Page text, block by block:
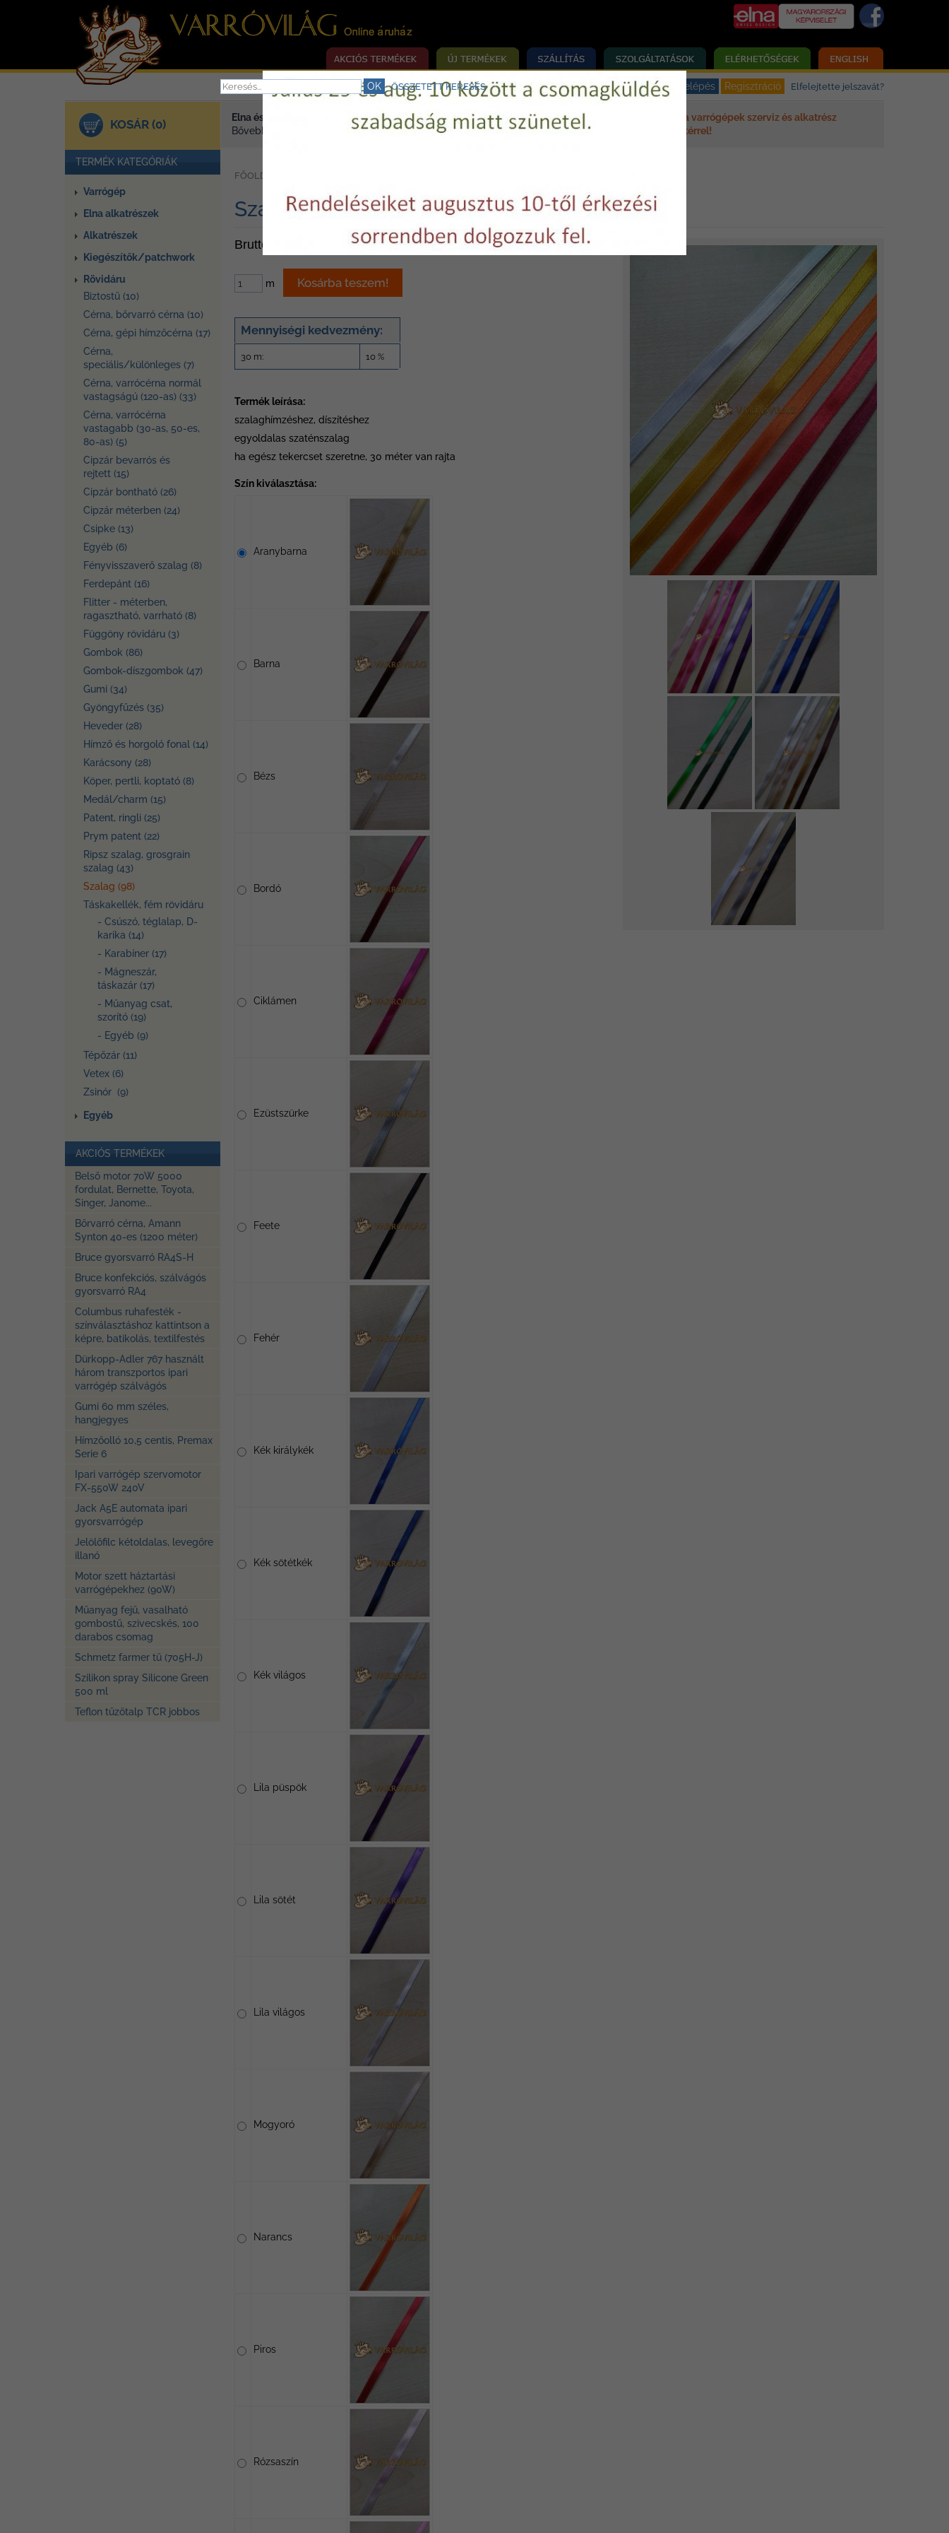
ÖSSZETETT KERESÉS Elfelejtette jelszavát?
KOSÁR (0)
TERMÉK KATEGÓRIÁK
Varrógép
Elna alkatrészek
Alkatrészek
Kiegészítők/patchwork
Rövidáru
Biztostű (10)
Cérna, bőrvarró cérna (10)
Cérna, gépi hímzőcérna (17)
Cérna,
speciális/különleges (7)
Cérna, varrócérna normál
vastagságú (120-as) (33)
Cérna, varrócérna
vastagabb (30-as, 50-es,
80-as) (5)
Cipzár bevarrós és
rejtett (15)
Cipzár bontható (26)
Cipzár méterben (24)
Csipke (13)
Egyéb (6)
Fényvisszaverő szalag (8)
Ferdepánt (16)
Flitter - méterben,
ragasztható, varrható (8)
Függöny rövidáru (3)
Gombok (86)
Gombok-díszgombok (47)
Gumi (34)
Gyöngyfűzés (35)
Heveder (28)
Hímző és horgoló fonal (14)
Karácsony (28)
Köper, pertli, koptató (8)
Medál/charm (15)
Patent, ringli (25)
Prym patent (22)
Ripsz szalag, grosgrain
szalag (43)
Szalag (98)
Táskakellék, fém rövidáru
- Csúszó, téglalap, D-
karika (14)
- Karabíner (17)
- Mágneszár,
táskazár (17)
- Műanyag csat,
szorító (19)
- Egyéb (9)
Tépőzár (11)
Vetex (6)
Zsinór (9)
Egyéb
AKCIÓS TERMÉKEK
Belső motor 70W 5000
fordulat, Bernette, Toyota,
Singer, Janome...
Bőrvarró cérna, Amann
Synton 40-es (1200 méter)
Bruce gyorsvarró RA4S-H
Bruce konfekciós, szálvágós
gyorsvarró RA4
Columbus ruhafesték -
színválasztáshoz kattintson a
képre, batikolás, textilfestés
Dürkopp-Adler 767 használt
három transzportos ipari
varrógép szálvágós
Gumi 60 mm széles,
hangjegyes
Hímzőolló 10,5 centis, Premax
Serie 6
Ipari varrógép szervomotor
FX-550W 240V
Jack A5E automata ipari
gyorsvarrógép
Jelölőfilc kétoldalas, levegőre
illanó
Motor szett háztartási
varrógépekhez (90W)
Műanyag fejű, vasalható
gombostű, szivecskés, 100
darabos csomag
Schmetz farmer tű (705H-J)
Szilikon spray Silicone Green
500 ml
Teflon tűzőtalp TCR jobbos
Elna és Janome varrógép szerviz.
Bővebben >
Telefon:+36 29 750977
E-mail:varrovilag@varrovilag.hu
Elna varrógépek szerviz és alkatrész
háttérrel!
FŐOLDAL
Szatén szalag 6 mm
Bruttó ár: 30 Ft / m
m
Mennyiségi kedvezmény:
30 m: 10 %
Termék leírása:
szalaghímzéshez, díszítéshez
egyoldalas szaténszalag
ha egész tekercset szeretne, 30 méter van rajta
Szín kiválasztása:
Aranybarna
Barna
Bézs
Bordó
Ciklámen
Ezüstszürke
Feete
Fehér
Kék királykék
Kék sötétkék
Kék világos
Lila püspök
Lila sötét
Lila világos
Mogyoró
Narancs
Piros
Rózsaszín